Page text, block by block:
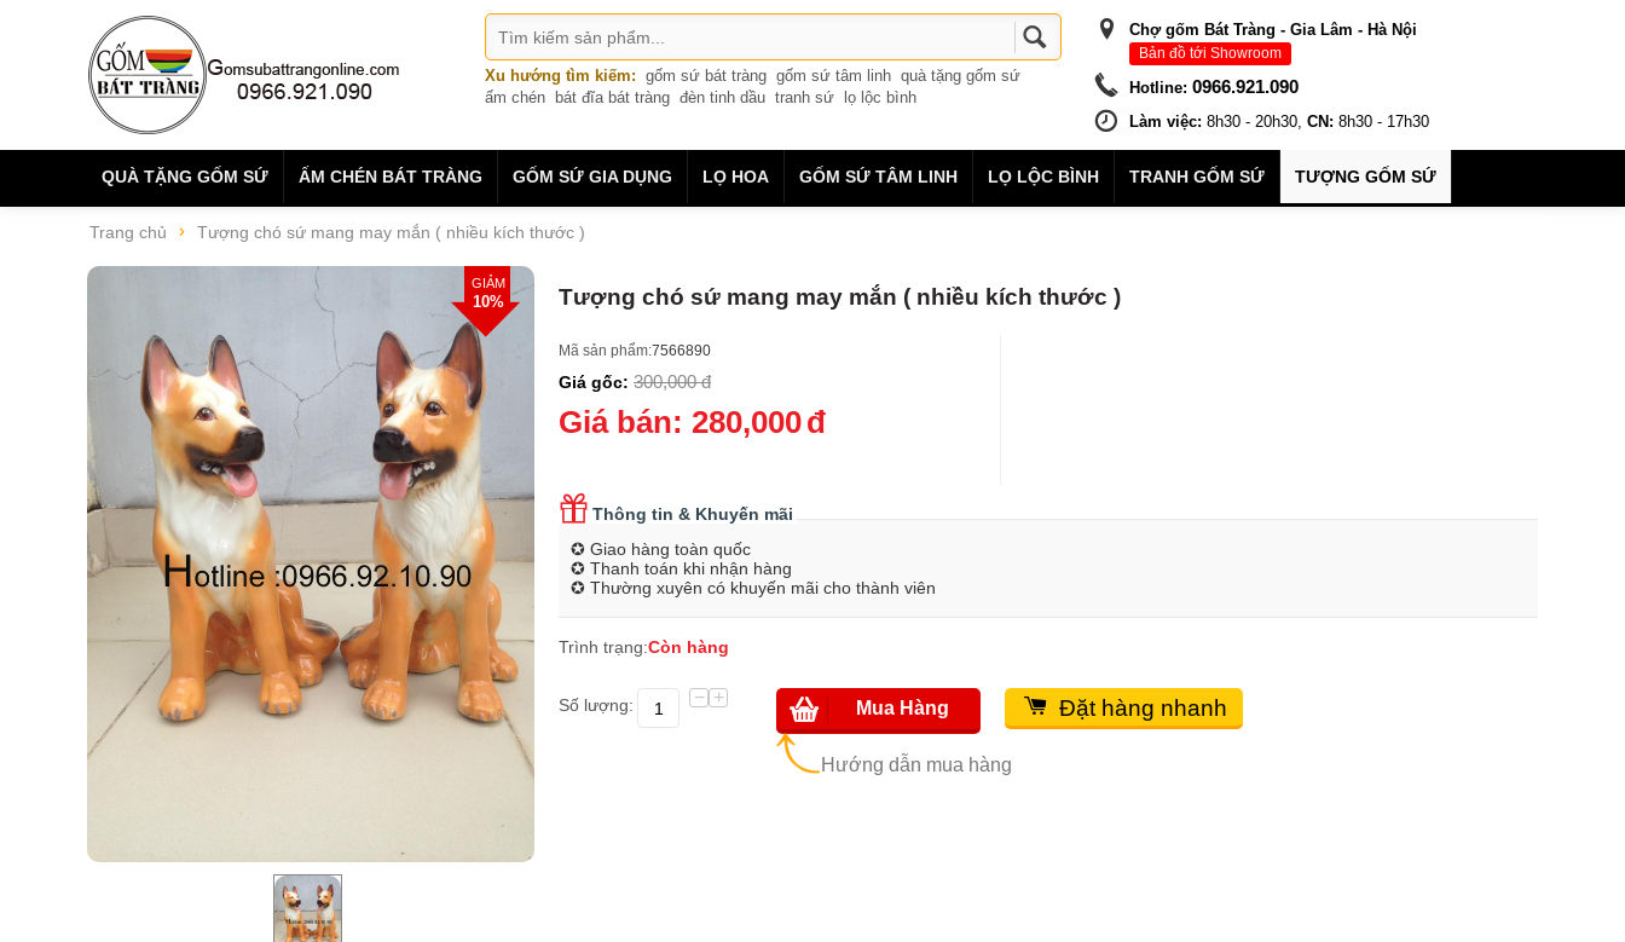
Xu hướng tìm kiếm: gốm sứ bát tràng gốm sứ tâm linh quà tặng gốm sứ
ấm chén
bát đĩa bát tràng đèn tinh dầu tranh sứ lọ lộc bình
Chợ gốm Bát Tràng - Gia Lâm - Hà Nội
Bản đồ tới Showroom
Hotline: 0966.921.090
Làm việc: 8h30 - 20h30, CN: 8h30 - 17h30
QUÀ TẶNG GỐM SỨ ẤM CHÉN BÁT TRÀNG GỐM SỨ GIA DỤNG LỌ HOA GỐM SỨ TÂM LINH LỌ LỘC BÌNH TRANH GỐM SỨ TƯỢNG GỐM SỨ
Trang chủ Tượng chó sứ mang may mắn ( nhiều kích thước )
GIẢM
10% Tượng chó sứ mang may mắn ( nhiều kích thước )
Mã sản phẩm:7566890
Giá gốc: 300,000 đ
Giá bán: 280,000đ
Thông tin & Khuyến mãi
✪ Giao hàng toàn quốc
✪ Thanh toán khi nhận hàng
✪ Thường xuyên có khuyến mãi cho thành viên
Trình trạng:Còn hàng
Số lượng: +
−
Hướng dẫn mua hàng
Mua Hàng Đặt hàng nhanh